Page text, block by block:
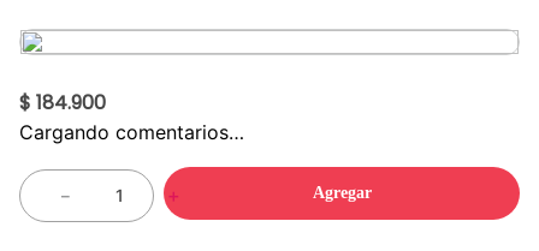
$ 184.900
Cargando comentarios…
＋
－ Agregar